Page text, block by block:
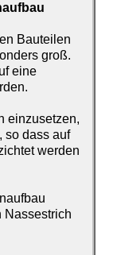
Bauteilen
groß.
eine
einzusetzen,
so dass auf
werden
Nassestrich